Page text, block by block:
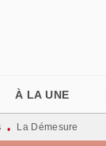
À LA UNE
• La Démesure